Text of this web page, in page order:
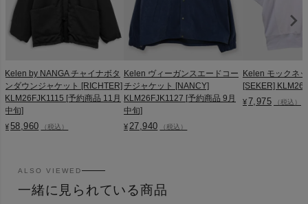
Kelen by NANGA チャイナボタ
ンダウンジャケット [RICHTER]
KLM26FJK1115 [予約商品 11月
中旬]
¥58,960 （税込）
Kelen ヴィーガンスエードコー
チジャケット [NANCY]
KLM26FJK1127 [予約商品 9月
中旬]
¥27,940 （税込）
Kelen モックネ
[SEKER]
¥7,975 （税込）
ALSO VIEWED
一緒に見られている商品